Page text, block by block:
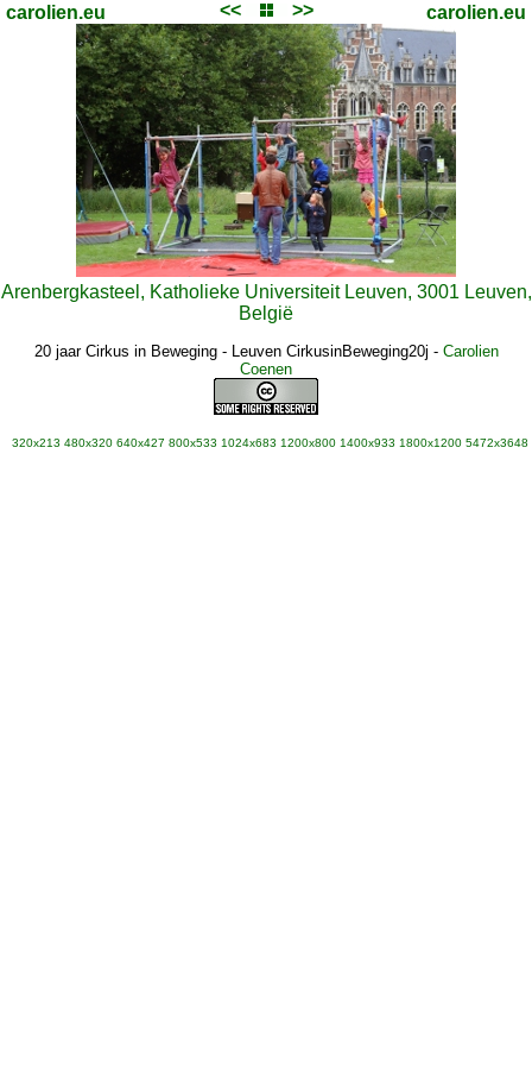
carolien.eu << >> carolien.eu
Arenbergkasteel, Katholieke Universiteit Leuven, 3001 Leuven,
België
20 jaar Cirkus in Beweging - Leuven CirkusinBeweging20j - Carolien
Coenen
320x213 480x320 640x427 800x533 1024x683 1200x800 1400x933 1800x1200 5472x3648